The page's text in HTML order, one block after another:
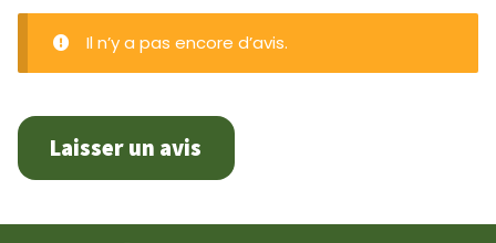
Il n’y a pas encore d’avis.
Laisser un avis